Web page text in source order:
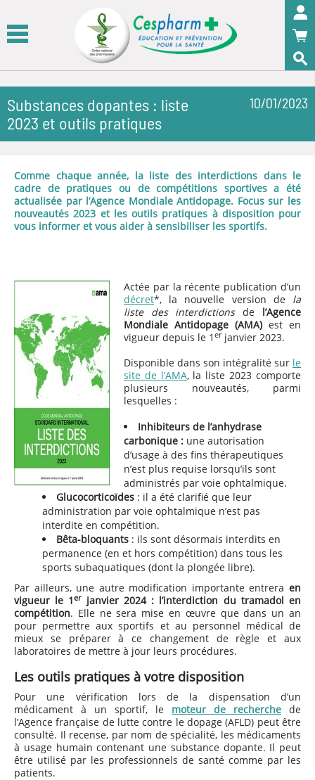
Substances dopantes : liste
2023 et outils pratiques
10/01/2023
Comme chaque année, la liste des interdictions dans le
cadre de pratiques ou de compétitions sportives a été
actualisée par l’Agence Mondiale Antidopage. Focus sur les
nouveautés 2023 et les outils pratiques à disposition pour
vous informer et vous aider à sensibiliser les sportifs.
Actée par la récente publication d’un
décret*, la nouvelle version de la
liste des interdictionsde l’Agence
Mondiale Antidopage (AMA) est en
vigueur depuis le 1 erjanvier 2023.
Disponible dans son intégralité sur le
site de l’AMA, la liste 2023 comporte
plusieurs nouveautés, parmi
lesquelles :
Inhibiteurs de l’anhydrase
carbonique : une autorisation
d’usage à des fins thérapeutiques
n’est plus requise lorsqu’ils sont
administrés par voie ophtalmique.
Glucocorticoïdes : il a été clarifié que leur
administration par voie ophtalmique n’est pas
interdite en compétition.
Bêta-bloquants : ils sont désormais interdits en
permanence (en et hors compétition) dans tous les
sports subaquatiques (dont la plongée libre).
Par ailleurs, une autre modification importante entrera en
vigueur le 1erjanvier 2024 : l’interdiction du tramadol en
compétition. Elle ne sera mise en œuvre que dans un an
pour permettre aux sportifs et au personnel médical de
mieux se préparer à ce changement de règle et aux
laboratoires de mettre à jour leurs procédures.
Les outils pratiques à votre disposition
Pour une vérification lors de la dispensation d’un
médicament à un sportif, le moteur de recherche de
l’Agence française de lutte contre le dopage (AFLD) peut être
consulté. Il recense, par nom de spécialité, les médicaments
à usage humain contenant une substance dopante. Il peut
être utilisé par les professionnels de santé comme par les
patients.